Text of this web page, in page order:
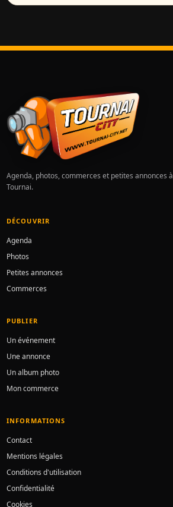
Agenda, photos, commerces et petites annonces à
Tournai.
DÉCOUVRIR
Agenda
Photos
Petites annonces
Commerces
PUBLIER
Un événement
Une annonce
Un album photo
Mon commerce
INFORMATIONS
Contact
Mentions légales
Conditions d'utilisation
Confidentialité
Cookies